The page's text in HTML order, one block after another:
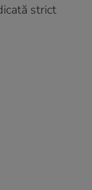
strict